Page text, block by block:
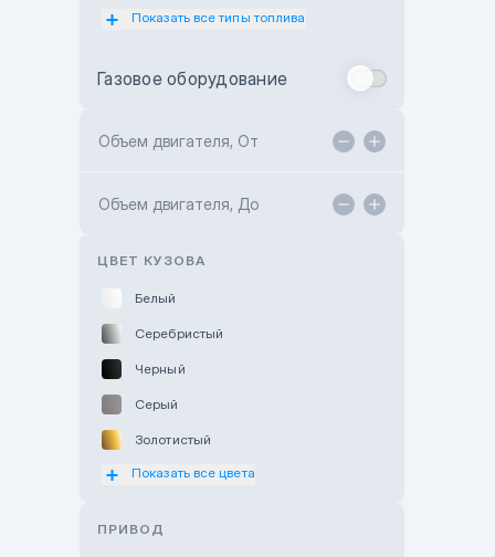
Subaru Motor Almaty
Toyota Kokshetau
Hyundai ShymCity
Показать все типы топлива
Газовое оборудование
Объем двигателя, От
Объем двигателя, До
ЦВЕТ КУЗОВА
Белый
Серебристый
Черный
Серый
Золотистый
Оранжевый
Показать все цвета
ПРИВОД